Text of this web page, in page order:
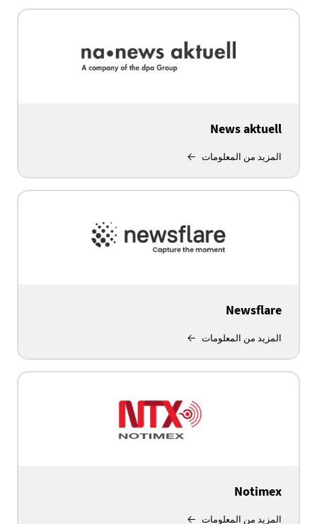
News aktuell
المزيد من المعلومات
Newsflare
المزيد من المعلومات
Notimex
المزيد من المعلومات